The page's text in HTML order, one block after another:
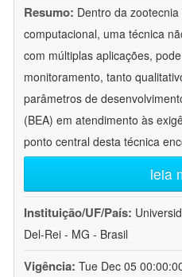
Resumo: Dentro da
computacional, uma técnica
com múltiplas aplicações,
monitoramento, tanto
parâmetros de
(BEA) em atendimento às
ponto central desta técnica
leia
Instituição/UF/País:
Del-Rei - MG - Brasil
Vigência: Tue Dec 05